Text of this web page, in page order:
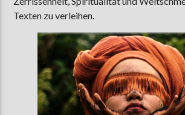
Texten zu verleihen.